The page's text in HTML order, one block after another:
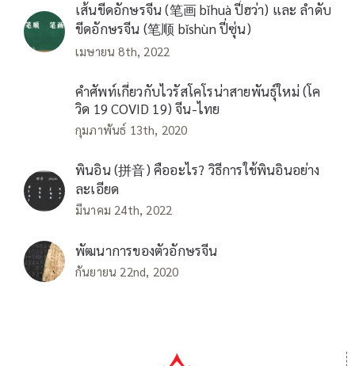
เส้นขีดอักษรจีน (笔画 bǐhuà ปี่ฮว่า) และ ลำดับ
ขีดอักษรจีน (笔顺 bǐshùn ปี่ซุ่น)
เมษายน 8th, 2022
คำศัพท์เกี่ยวกับไวรัสโคโรน่าสายพันธุ์ใหม่ (โค
วิด 19 COVID 19) จีน-ไทย
กุมภาพันธ์ 13th, 2020
พินอิน (拼音) คืออะไร? วิธีการใช้พินอินอย่าง
ละเอียด
มีนาคม 24th, 2022
พัฒนาการของตัวอักษรจีน
กันยายน 22nd, 2020